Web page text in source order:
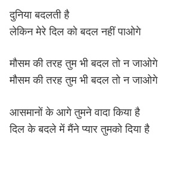
दुनिया बदलती है
लेकिन मेरे दिल को बदल नहीं पाओगे
मौसम की तरह तुम भी बदल तो न जाओगे
मौसम की तरह तुम भी बदल तो न जाओगे
आसमानों के आगे तुमने वादा किया है
दिल के बदले में मैंने प्यार तुमको दिया है